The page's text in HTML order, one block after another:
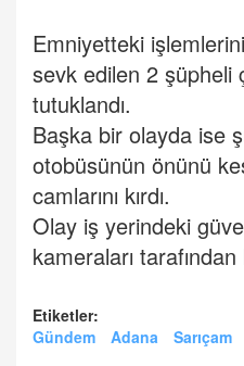
Emniyetteki
sevk edilen 2 şüpheli
tutuklandı.
Başka bir olayda ise
otobüsünün önünü
camlarını kırdı.
Olay iş yerindeki
kameraları
Etiketler:
Gündem
Adana Sarıçam